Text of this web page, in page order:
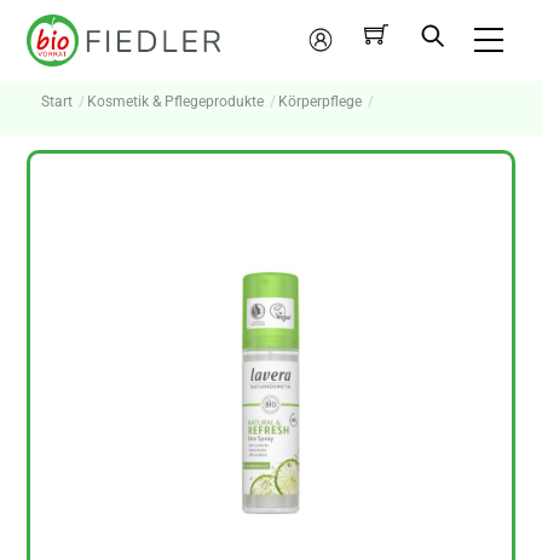
Skip
Mein
Konto
Start Kosmetik & Pflegeprodukte Körperpflege